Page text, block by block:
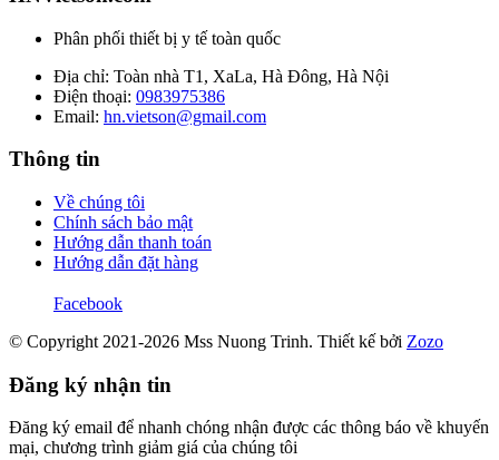
Phân phối thiết bị y tế toàn quốc
Địa chỉ: Toàn nhà T1, XaLa, Hà Đông, Hà Nội
Điện thoại: 0983975386
Email: hn.vietson@gmail.com
Thông tin
Về chúng tôi
Chính sách bảo mật
Hướng dẫn thanh toán
Hướng dẫn đặt hàng
Facebook
© Copyright 2021-2026 Mss Nuong Trinh. Thiết kế bởi Zozo
Đăng ký nhận tin
Đăng ký email để nhanh chóng nhận được các thông báo về khuyến
mại, chương trình giảm giá của chúng tôi